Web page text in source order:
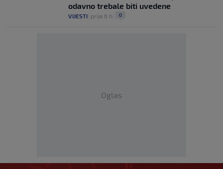
odavno trebale biti uvedene
VIJESTI prije 6 h 0
Oglas